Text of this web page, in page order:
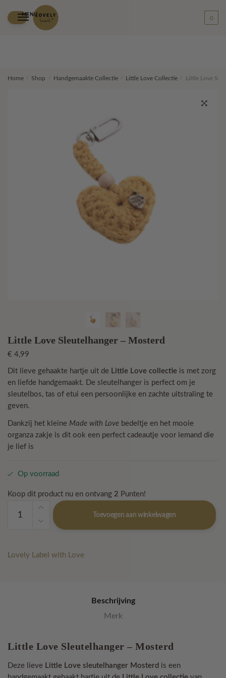
MENU
0
Home Shop Handgemaakte Collectie Little Love Collectie / Little Love
Little Love Sleutelhanger – Mosterd
€ 4,99
Dit lieve gehaakte hartje uit de Little Love collectie is met zorg
en liefde handgemaakt. De sleutelhanger is perfect om je
sleutelbos, tas of etui een persoonlijke en zachte uitstraling te
geven.
Dankzij het kleine Made with Love bedeltje en het mooie
organza zakje is dit ook een perfect cadeautje voor iemand die
je lief is
Op voorraad
Koop dit product nu en ontvang 2 Punten!
Love
Mosterd
Toevoegen aan winkelwagen
Lovely Label with Love
Beschrijving
Merk
Little Love Sleutelhanger – Mosterd
Deze lieve Little Love sleutelhanger Mosterd is een